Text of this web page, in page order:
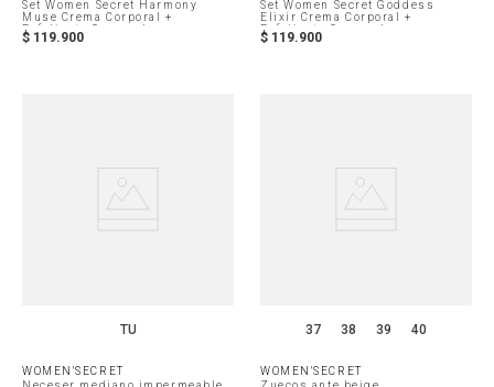
Set Women Secret Harmony
Muse Crema Corporal +
Exfoliante Corporal
$ 119.900
Set Women Secret Goddess
Elixir Crema Corporal +
Exfoliante Corporal
$ 119.900
TU
WOMEN'SECRET
37 38 39 40
WOMEN'SECRET